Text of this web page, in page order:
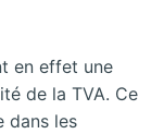
en effet une
de la TVA. Ce
dans les